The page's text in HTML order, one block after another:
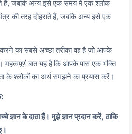
हैं, जबकि अन्य इसे एक समय में एक श्लोक
की तरह दोहराते हैं, जबकि अन्य इसे एक
करने का सबसे अच्छा तरीका वह है जो आपके
बात यह है कि आपके पास एक भक्ति
के श्लोकों का अर्थ समझने का प्रयास करें।
ज्ञान के दाता हैं। मुझे ज्ञान प्रदान करें, ताकि